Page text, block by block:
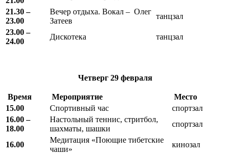
21.30 –
23.00
Вечер отдыха. Вокал – Олег
Затеев
танцзал
23.00 –
24.00
Дискотека танцзал
Четверг 29 февраля
Время Мероприятие
Место
15.00
Спортивный час
спортзал
16.00 –
18.00
Настольный теннис, стритбол,
шахматы, шашки
спортзал
16.00
Медитация «Поющие тибетские
чаши»
кинозал